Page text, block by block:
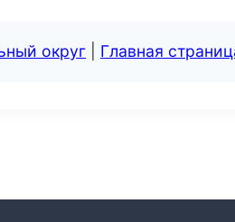
округ Главная